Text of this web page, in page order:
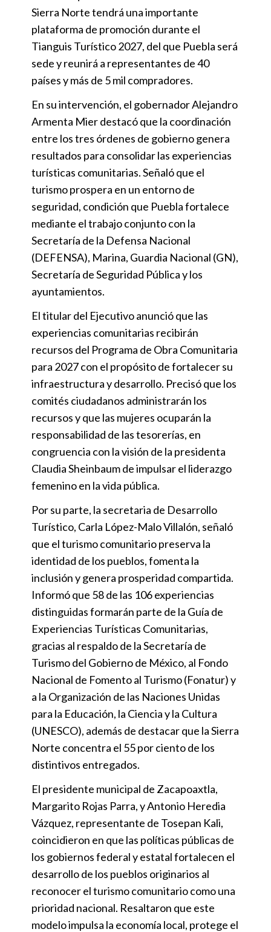
Sierra Norte tendrá una importante
plataforma de promoción durante el
Tianguis Turístico 2027, del que Puebla será
sede y reunirá a representantes de 40
países y más de 5 mil compradores.
En su intervención, el gobernador Alejandro
Armenta Mier destacó que la coordinación
entre los tres órdenes de gobierno genera
resultados para consolidar las experiencias
turísticas comunitarias. Señaló que el
turismo prospera en un entorno de
seguridad, condición que Puebla fortalece
mediante el trabajo conjunto con la
Secretaría de la Defensa Nacional
(DEFENSA), Marina, Guardia Nacional (GN),
Secretaría de Seguridad Pública y los
ayuntamientos.
El titular del Ejecutivo anunció que las
experiencias comunitarias recibirán
recursos del Programa de Obra Comunitaria
para 2027 con el propósito de fortalecer su
infraestructura y desarrollo. Precisó que los
comités ciudadanos administrarán los
recursos y que las mujeres ocuparán la
responsabilidad de las tesorerías, en
congruencia con la visión de la presidenta
Claudia Sheinbaum de impulsar el liderazgo
femenino en la vida pública.
Por su parte, la secretaria de Desarrollo
Turístico, Carla López-Malo Villalón, señaló
que el turismo comunitario preserva la
identidad de los pueblos, fomenta la
inclusión y genera prosperidad compartida.
Informó que 58 de las 106 experiencias
distinguidas formarán parte de la Guía de
Experiencias Turísticas Comunitarias,
gracias al respaldo de la Secretaría de
Turismo del Gobierno de México, al Fondo
Nacional de Fomento al Turismo (Fonatur) y
a la Organización de las Naciones Unidas
para la Educación, la Ciencia y la Cultura
(UNESCO), además de destacar que la Sierra
Norte concentra el 55 por ciento de los
distintivos entregados.
El presidente municipal de Zacapoaxtla,
Margarito Rojas Parra, y Antonio Heredia
Vázquez, representante de Tosepan Kali,
coincidieron en que las políticas públicas de
los gobiernos federal y estatal fortalecen el
desarrollo de los pueblos originarios al
reconocer el turismo comunitario como una
prioridad nacional. Resaltaron que este
modelo impulsa la economía local, protege el